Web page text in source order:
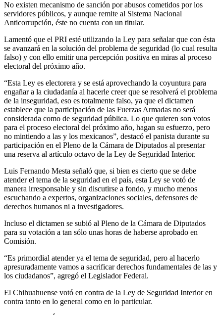
No existen mecanismo de sanción por abusos cometidos por los
servidores públicos, y aunque remite al Sistema Nacional
Anticorrupción, éste no cuenta con un titular.
Lamentó que el PRI esté utilizando la Ley para señalar que con ésta
se avanzará en la solución del problema de seguridad (lo cual resulta
falso) y con ello emitir una percepción positiva en miras al proceso
electoral del próximo año.
“Esta Ley es electorera y se está aprovechando la coyuntura para
engañar a la ciudadanía al hacerle creer que se resolverá el problema
de la inseguridad, eso es totalmente falso, ya que el dictamen
establece que la participación de las Fuerzas Armadas no será
considerada como de seguridad pública. Lo que quieren son votos
para el proceso electoral del próximo año, hagan su esfuerzo, pero
no mintiendo a las y los mexicanos”, destacó el panista durante su
participación en el Pleno de la Cámara de Diputados al presentar
una reserva al artículo octavo de la Ley de Seguridad Interior.
Luis Fernando Mesta señaló que, si bien es cierto que se debe
atender el tema de la seguridad en el país, esta Ley se votó de
manera irresponsable y sin discutirse a fondo, y mucho menos
escuchando a expertos, organizaciones sociales, defensores de
derechos humanos ni a investigadores.
Incluso el dictamen se subió al Pleno de la Cámara de Diputados
para su votación a tan sólo unas horas de haberse aprobado en
Comisión.
“Es primordial atender ya el tema de seguridad, pero al hacerlo
apresuradamente vamos a sacrificar derechos fundamentales de las y
los ciudadanos”, agregó el Legislador Federal.
El Chihuahuense votó en contra de la Ley de Seguridad Interior en
contra tanto en lo general como en lo particular.